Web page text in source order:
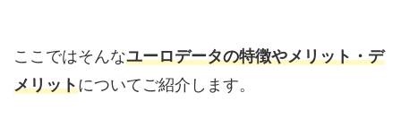
ここではそんなユーロデータの特徴やメリット・デ
メリットについてご紹介します。